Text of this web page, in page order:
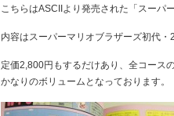
こちらはASCIIより発売された「スーパ
内容はスーパーマリオブラザーズ初代
定価2,800円もするだけあり、全コース
かなりのボリュームとなっております。